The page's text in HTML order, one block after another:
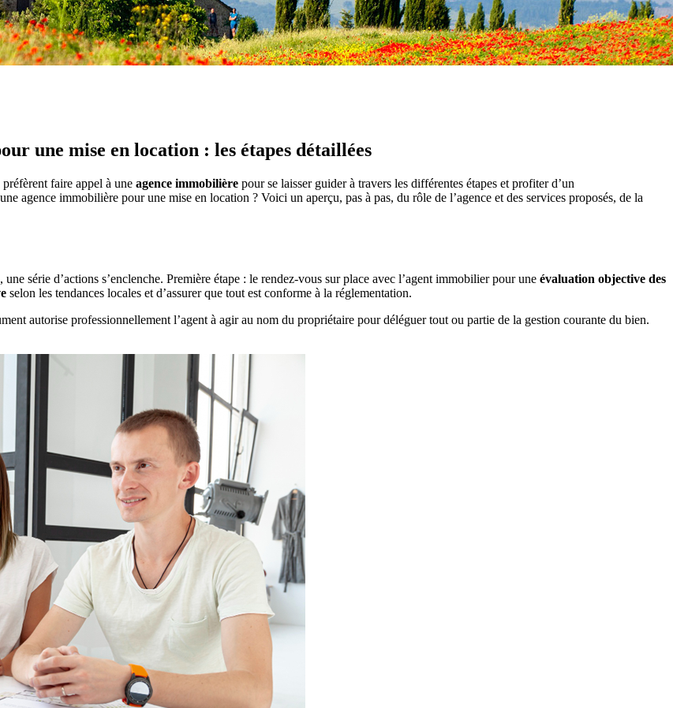
une mise en location : les étapes détaillées
faire appel à une agence immobilière pour se laisser guider à travers les différentes étapes et profiter d’un
agence immobilière pour une mise en location ? Voici un aperçu, pas à pas, du rôle de l’agence et des services proposés, de la
, une série d’actions s’enclenche. Première étape : le rendez-vous sur place avec l’agent immobilier pour une évaluation objective des
selon les tendances locales et d’assurer que tout est conforme à la réglementation.
autorise professionnellement l’agent à agir au nom du propriétaire pour déléguer tout ou partie de la gestion courante du bien.